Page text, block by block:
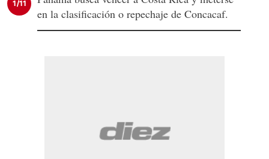
1/11
en la clasificación o repechaje de Concacaf.